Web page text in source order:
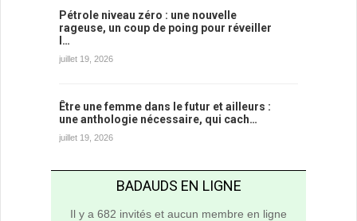
Pétrole niveau zéro : une nouvelle
rageuse, un coup de poing pour réveiller
l…
juillet 19, 2026
Être une femme dans le futur et ailleurs :
une anthologie nécessaire, qui cach…
juillet 19, 2026
BADAUDS EN LIGNE
Il y a 682 invités et aucun membre en ligne